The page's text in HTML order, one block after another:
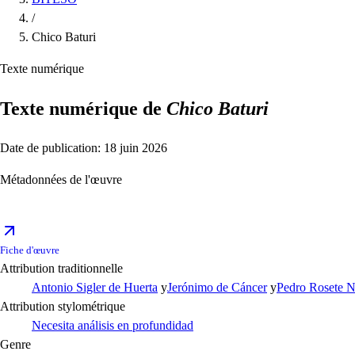
/
Chico Baturi
Texte numérique
Texte numérique de Chico Baturi
Date de publication: 18 juin 2026
Métadonnées de l'œuvre
Fiche d'œuvre
Attribution traditionnelle
Antonio Sigler de Huerta yJerónimo de Cáncer yPedro Rosete
Attribution stylométrique
Necesita análisis en profundidad
Genre